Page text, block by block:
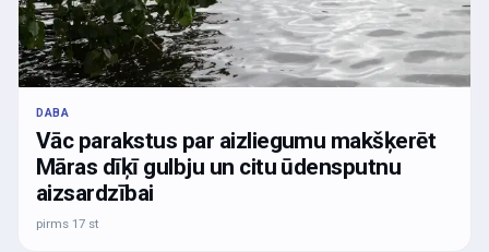
DABA
Vāc parakstus par aizliegumu makšķerēt
Māras dīķī gulbju un citu ūdensputnu
aizsardzībai
pirms 17 st